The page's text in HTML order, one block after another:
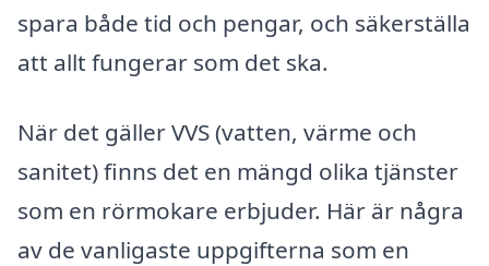
spara både tid och pengar, och säkerställa
att allt fungerar som det ska.
När det gäller VVS (vatten, värme och
sanitet) finns det en mängd olika tjänster
som en rörmokare erbjuder. Här är några
av de vanligaste uppgifterna som en